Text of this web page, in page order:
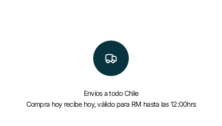
Envíos a todo Chile
Compra hoy recibe hoy, válido para RM hasta las 12:00hrs